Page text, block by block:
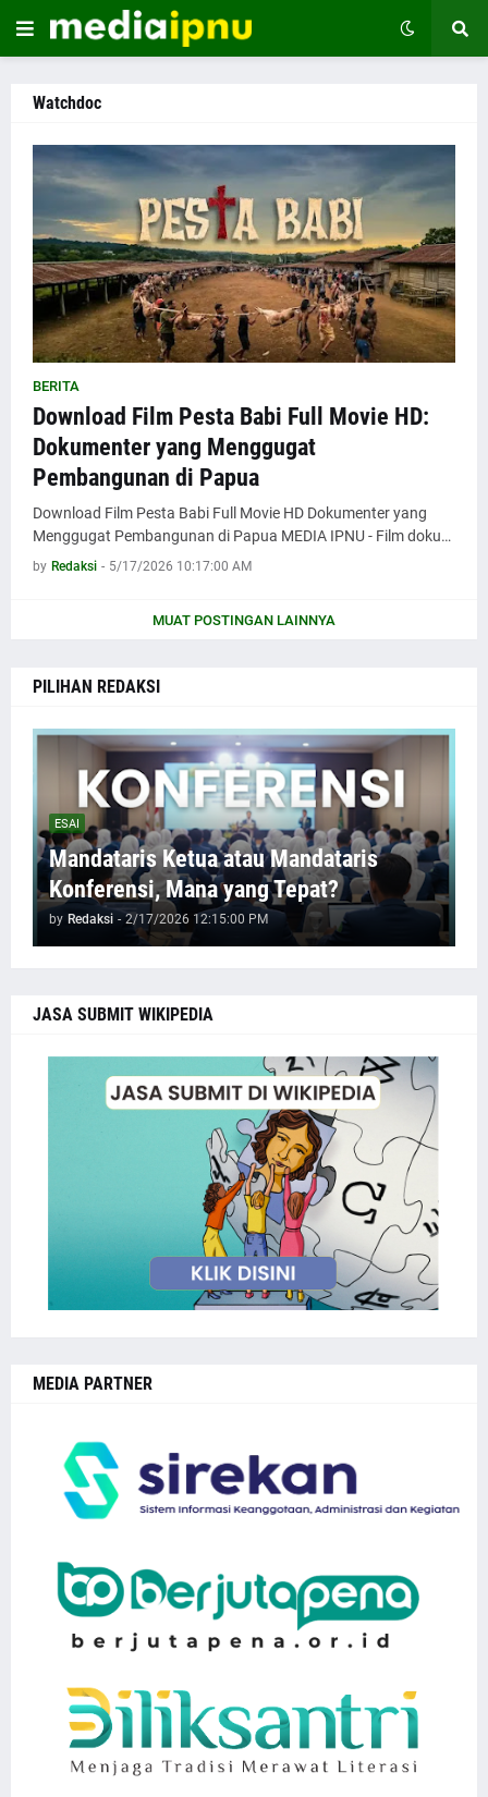
Watchdoc
BERITA
Download Film Pesta Babi Full Movie HD:
Dokumenter yang Menggugat
Pembangunan di Papua
Download Film Pesta Babi Full Movie HD Dokumenter yang
Menggugat Pembangunan di Papua MEDIA IPNU - Film doku…
by Redaksi - 5/17/2026 10:17:00 AM
MUAT POSTINGAN LAINNYA
PILIHAN REDAKSI
ESAI
Mandataris Ketua atau Mandataris
Konferensi, Mana yang Tepat?
by Redaksi - 2/17/2026 12:15:00 PM
JASA SUBMIT WIKIPEDIA
MEDIA PARTNER